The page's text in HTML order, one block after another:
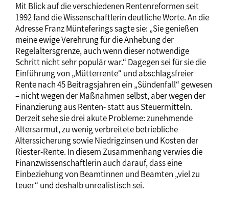
Mit Blick auf die verschiedenen Rentenreformen seit
1992 fand die Wissenschaftlerin deutliche Worte. An die
Adresse Franz Münteferings sagte sie: „Sie genießen
meine ewige Verehrung für die Anhebung der
Regelaltersgrenze, auch wenn dieser notwendige
Schritt nicht sehr populär war.“ Dagegen sei für sie die
Einführung von „Mütterrente“ und abschlagsfreier
Rente nach 45 Beitragsjahren ein „Sündenfall“ gewesen
– nicht wegen der Maßnahmen selbst, aber wegen der
Finanzierung aus Renten- statt aus Steuermitteln.
Derzeit sehe sie drei akute Probleme: zunehmende
Altersarmut, zu wenig verbreitete betriebliche
Alterssicherung sowie Niedrigzinsen und Kosten der
Riester-Rente. In diesem Zusammenhang verwies die
Finanzwissenschaftlerin auch darauf, dass eine
Einbeziehung von Beamtinnen und Beamten „viel zu
teuer“ und deshalb unrealistisch sei.